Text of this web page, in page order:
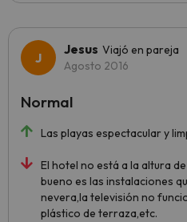
Jesus Viajó en pareja
Agosto 2016
Las playas espectacular y
El hotel no está a la altura
bueno es las instalaciones
nevera,la televisión no
plástico de terraza,etc.
Normal